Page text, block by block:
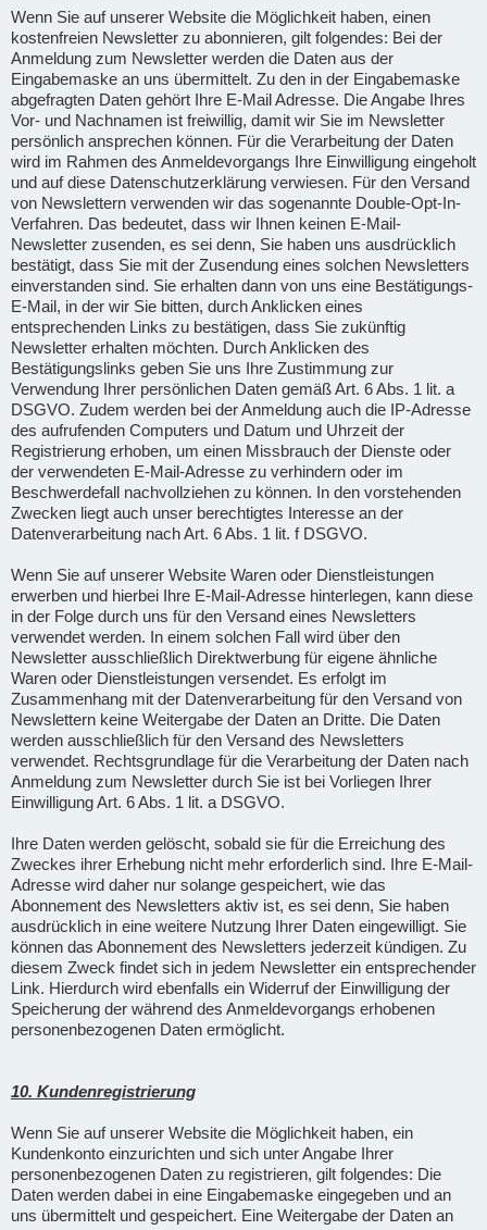
Wenn Sie auf unserer Website die Möglichkeit haben, einen
kostenfreien Newsletter zu abonnieren, gilt folgendes: Bei der
Anmeldung zum Newsletter werden die Daten aus der
Eingabemaske an uns übermittelt. Zu den in der Eingabemaske
abgefragten Daten gehört Ihre E-Mail Adresse. Die Angabe Ihres
Vor- und Nachnamen ist freiwillig, damit wir Sie im Newsletter
persönlich ansprechen können. Für die Verarbeitung der Daten
wird im Rahmen des Anmeldevorgangs Ihre Einwilligung eingeholt
und auf diese Datenschutzerklärung verwiesen. Für den Versand
von Newslettern verwenden wir das sogenannte Double-Opt-In-
Verfahren. Das bedeutet, dass wir Ihnen keinen E-Mail-
Newsletter zusenden, es sei denn, Sie haben uns ausdrücklich
bestätigt, dass Sie mit der Zusendung eines solchen Newsletters
einverstanden sind. Sie erhalten dann von uns eine Bestätigungs-
E-Mail, in der wir Sie bitten, durch Anklicken eines
entsprechenden Links zu bestätigen, dass Sie zukünftig
Newsletter erhalten möchten. Durch Anklicken des
Bestätigungslinks geben Sie uns Ihre Zustimmung zur
Verwendung Ihrer persönlichen Daten gemäß Art. 6 Abs. 1 lit. a
DSGVO. Zudem werden bei der Anmeldung auch die IP-Adresse
des aufrufenden Computers und Datum und Uhrzeit der
Registrierung erhoben, um einen Missbrauch der Dienste oder
der verwendeten E-Mail-Adresse zu verhindern oder im
Beschwerdefall nachvollziehen zu können. In den vorstehenden
Zwecken liegt auch unser berechtigtes Interesse an der
Datenverarbeitung nach Art. 6 Abs. 1 lit. f DSGVO.
Wenn Sie auf unserer Website Waren oder Dienstleistungen
erwerben und hierbei Ihre E-Mail-Adresse hinterlegen, kann diese
in der Folge durch uns für den Versand eines Newsletters
verwendet werden. In einem solchen Fall wird über den
Newsletter ausschließlich Direktwerbung für eigene ähnliche
Waren oder Dienstleistungen versendet. Es erfolgt im
Zusammenhang mit der Datenverarbeitung für den Versand von
Newslettern keine Weitergabe der Daten an Dritte. Die Daten
werden ausschließlich für den Versand des Newsletters
verwendet. Rechtsgrundlage für die Verarbeitung der Daten nach
Anmeldung zum Newsletter durch Sie ist bei Vorliegen Ihrer
Einwilligung Art. 6 Abs. 1 lit. a DSGVO.
Ihre Daten werden gelöscht, sobald sie für die Erreichung des
Zweckes ihrer Erhebung nicht mehr erforderlich sind. Ihre E-Mail-
Adresse wird daher nur solange gespeichert, wie das
Abonnement des Newsletters aktiv ist, es sei denn, Sie haben
ausdrücklich in eine weitere Nutzung Ihrer Daten eingewilligt. Sie
können das Abonnement des Newsletters jederzeit kündigen. Zu
diesem Zweck findet sich in jedem Newsletter ein entsprechender
Link. Hierdurch wird ebenfalls ein Widerruf der Einwilligung der
Speicherung der während des Anmeldevorgangs erhobenen
personenbezogenen Daten ermöglicht.
10. Kundenregistrierung
Wenn Sie auf unserer Website die Möglichkeit haben, ein
Kundenkonto einzurichten und sich unter Angabe Ihrer
personenbezogenen Daten zu registrieren, gilt folgendes: Die
Daten werden dabei in eine Eingabemaske eingegeben und an
uns übermittelt und gespeichert. Eine Weitergabe der Daten an